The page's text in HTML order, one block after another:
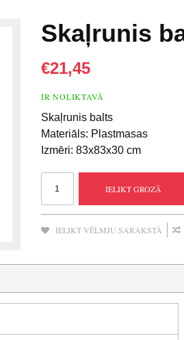
Skaļrunis
€21,45
IR NOLIKTAVĀ
Skaļrunis balts
Materiāls: Plastmasas
Izmēri: 83x83x30 cm
IELIKT GROZĀ
IELIKT VĒLMJU SARAKSTĀ